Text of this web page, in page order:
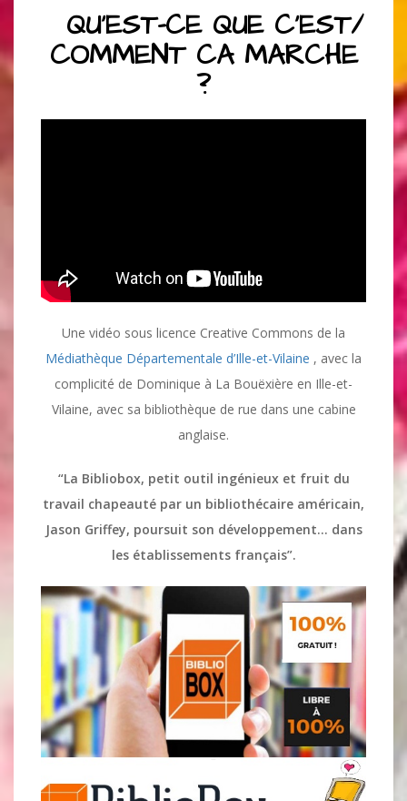
QU’EST-CE QUE C’EST/
COMMENT CA MARCHE
?
Une vidéo sous licence Creative Commons de la
Médiathèque Départementale d’Ille-et-Vilaine , avec la
complicité de Dominique à La Bouëxière en Ille-et-
Vilaine, avec sa bibliothèque de rue dans une cabine
anglaise.
“La Bibliobox, petit outil ingénieux et fruit du
travail chapeauté par un bibliothécaire américain,
Jason Griffey, poursuit son développement… dans
les établissements français”.